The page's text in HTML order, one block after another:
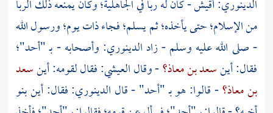
الدينوري:أقيش - كان له ربا في الجاهلية؛ وكان يمنعه ذلك الربا
من الإسلام؛ حتى يأخذه؛ ثم يسلم؛ فجاء ذات يوم؛ ورسول الله
- صلى الله عليه وسلم - زادالدينوري: وأصحابه - بـ"أحد"؛
فقال: أينسعد بن معاذ؟- وقالالعيشي:فقال لقومه: أينسعد
بن معاذ؟- قالوا: هو بـ"أحد"- قال الدينوري:فقال: أين بنو